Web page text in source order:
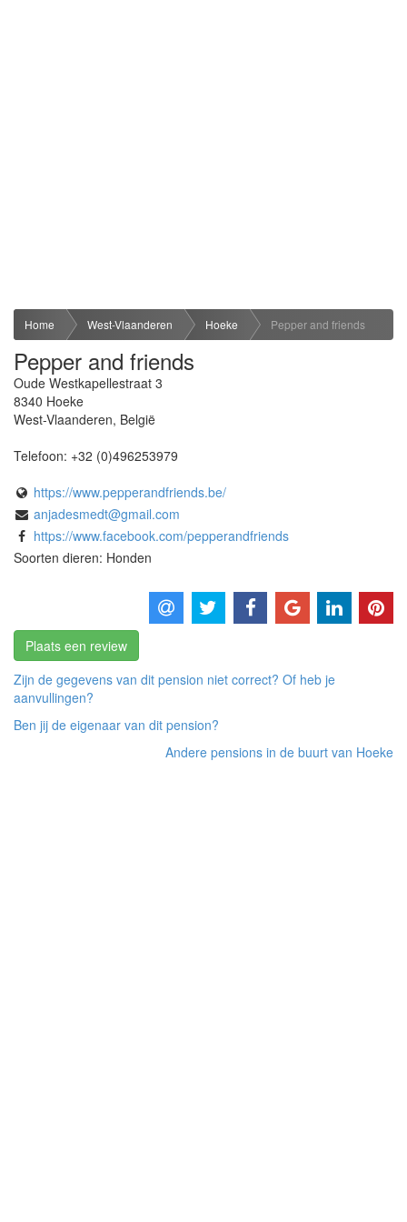
Home West-Vlaanderen Hoeke Pepper and friends
Pepper and friends
Oude Westkapellestraat 3
8340 Hoeke
West-Vlaanderen, België
Telefoon: +32 (0)496253979
https://www.pepperandfriends.be/
anjadesmedt@gmail.com
https://www.facebook.com/pepperandfriends
Soorten dieren: Honden
Plaats een review
Zijn de gegevens van dit pension niet correct? Of heb je
aanvullingen?
Ben jij de eigenaar van dit pension?
Andere pensions in de buurt van Hoeke